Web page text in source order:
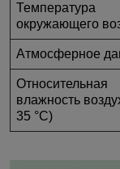
Температура
окружающего
Атмосферное
Относительная
влажность
35 °С)